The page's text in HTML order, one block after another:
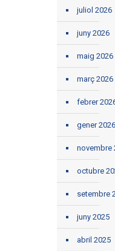
juliol 2026
juny 2026
maig 2026
març 2026
febrer
gener 2026
novembre
octubre
setembre
juny 2025
abril 2025